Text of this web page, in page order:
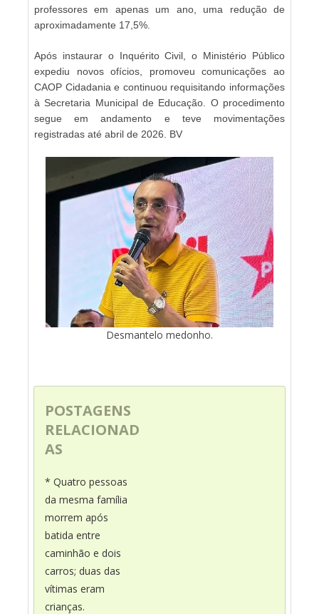
professores em apenas um ano, uma redução de
aproximadamente 17,5%.
Após instaurar o Inquérito Civil, o Ministério Público
expediu novos ofícios, promoveu comunicações ao
CAOP Cidadania e continuou requisitando informações
à Secretaria Municipal de Educação. O procedimento
segue em andamento e teve movimentações
registradas até abril de 2026. BV
Desmantelo medonho.
POSTAGENS
RELACIONAD
AS
* Quatro pessoas
da mesma família
morrem após
batida entre
caminhão e dois
carros; duas das
vítimas eram
crianças.